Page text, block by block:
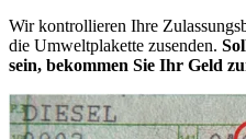
Wir kontrollieren Ihre
die Umweltplakette zusenden.
sein, bekommen Sie Ihr Geld